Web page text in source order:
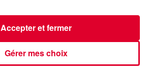
Crédit :Instagram : @Teho
Gérer mes choix
Accepter et fermer